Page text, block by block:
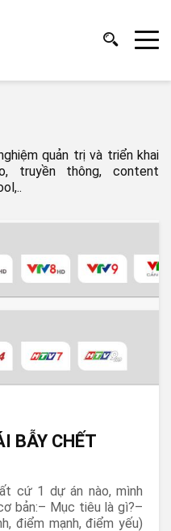
quản trị và triển khai
truyền thông, content
BẪY CHẾT
cứ 1 dự án nào, mình
bản:– Mục tiêu là gì?–
điểm mạnh, điểm yếu)